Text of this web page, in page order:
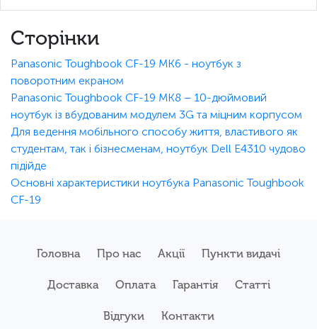
Сторінки
Panasonic Toughbook CF-19 MK6 - ноутбук з
поворотним екраном
Panasonic Toughbook CF-19 MK8 – 10-дюймовий
ноутбук із вбудованим модулем 3G та міцним корпусом
Для ведення мобільного способу життя, властивого як
студентам, так і бізнесменам, ноутбук Dell E4310 чудово
підійде
Основні характеристики ноутбука Panasonic Toughbook
CF-19
Головна Про нас Акції Пункти видачі
Доставка Оплата Гарантія Статті
Відгуки Контакти